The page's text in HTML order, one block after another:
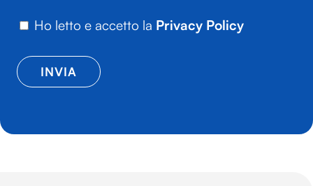
Ho letto e accetto la Privacy Policy